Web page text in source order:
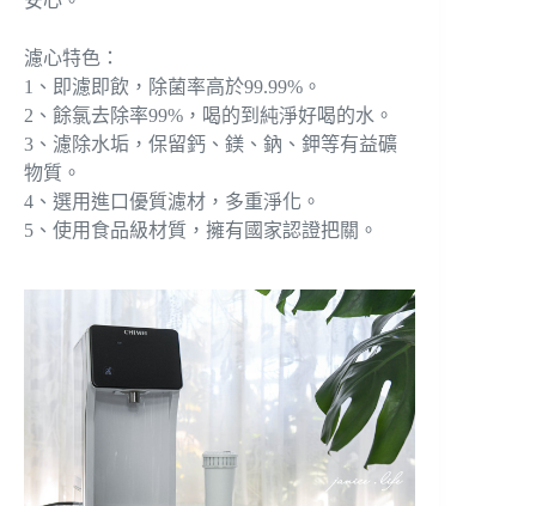
濾心特色：
1、即濾即飲，除菌率高於99.99%。
2、餘氯去除率99%，喝的到純淨好喝的水。
3、濾除水垢，保留鈣、鎂、鈉、鉀等有益礦
物質。
4、選用進口優質濾材，多重淨化。
5、使用食品級材質，擁有國家認證把關。